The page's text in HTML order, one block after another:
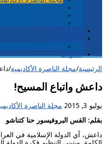
الرئيسية/مجلة الناصرة الأكاديمية/
داعش واتباع المسيح!
يوليو 3, 2015
مجلة الناصرة
بقلم: القس البروفيسور حنا كتناشو
داعش، أي الدولة الإسلامية في
الكلمة. ويتبنى التنظيم فكرة الدولة